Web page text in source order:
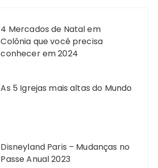
4 Mercados de Natal em
Colônia que você precisa
conhecer em 2024
As 5 Igrejas mais altas do Mundo
Disneyland Paris – Mudanças no
Passe Anual 2023